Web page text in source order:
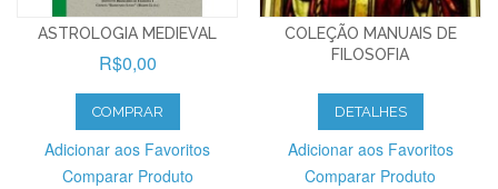
ASTROLOGIA MEDIEVAL
R$0,00
COMPRAR
Adicionar aos Favoritos
Comparar Produto
COLEÇÃO MANUAIS DE
FILOSOFIA
DETALHES
Adicionar aos Favoritos
Comparar Produto